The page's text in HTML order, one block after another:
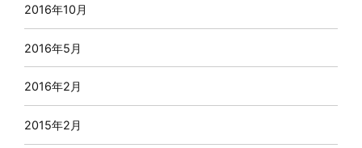
2016年10月
2016年5月
2016年2月
2015年2月